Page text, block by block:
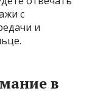
с
и
в